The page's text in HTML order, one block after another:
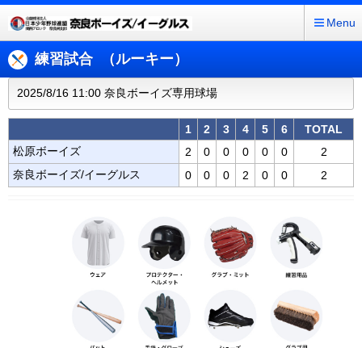
Menu
練習試合 （ルーキー）
2025/8/16 11:00 奈良ボーイズ専用球場
1 2 3 4 5 6
TOTAL
松原ボーイズ
2 0 0 0 0 0
2
奈良ボーイズ/イーグルス
0 0 0 2 0 0 2